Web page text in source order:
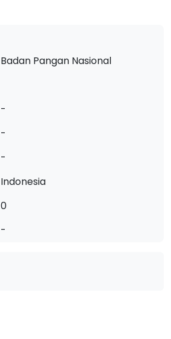
Badan Pangan Nasional
-
-
-
Indonesia
0
-